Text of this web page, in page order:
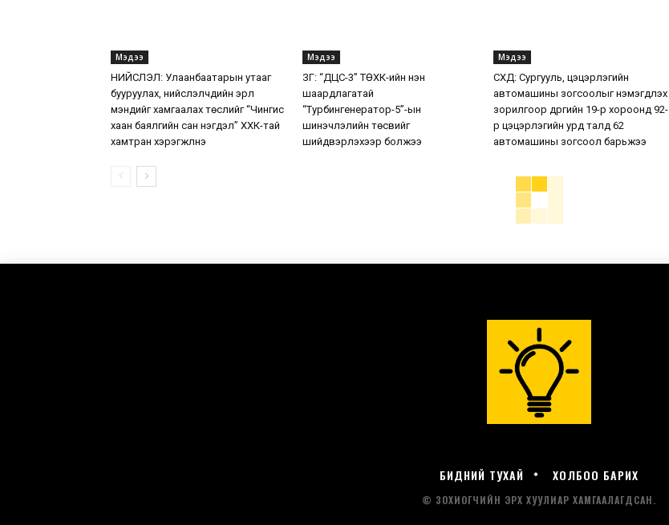
Мэдээ
НИЙСЛЭЛ: Улаанбаатарын утааг
бууруулах, нийслэлчүүдийн эрүүл
мэндийг хамгаалах төслийг “Чингис
хаан баялгийн сан нэгдэл” ХХК-тай
хамтран хэрэгжүүлнэ
Мэдээ
ЗГ: “ДЦС-3” ТӨХК-ийн нэн
шаардлагатай
“Турбингенератор-5”-ын
шинэчлэлийн төсвийг
шийдвэрлэхээр болжээ
Мэдээ
СХД: Сургууль, цэцэрлэгийн
автомашины зогсоолыг нэмэгдүүлэх
зорилгоор дүүргийн 19-р хороонд 92-
р цэцэрлэгийн урд талд 62
автомашины зогсоол барьжээ
БИДНИЙ ТУХАЙ ХОЛБОО БАРИХ
© ЗОХИОГЧИЙН ЭРХ ХУУЛИАР ХАМГААЛАГДСАН.